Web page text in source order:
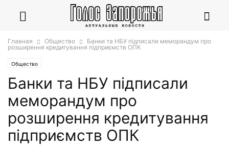
Главная Общество
Банки та НБУ підписали меморандум про
розширення кредитування підприємств ОПК
Общество
Банки та НБУ підписали
меморандум про
розширення кредитування
підприємств ОПК